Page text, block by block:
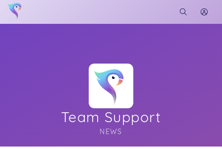
Team Support
NEWS